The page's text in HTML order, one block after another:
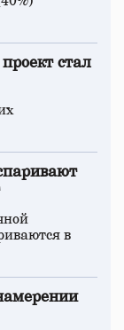
стал
в